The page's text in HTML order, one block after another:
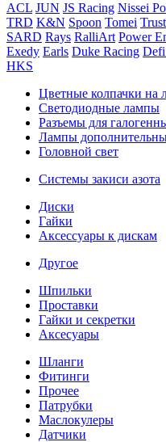
ACL JUN JS Racing Nissei
TRD K&N Spoon Tomei
SARD Rays RalliArt Power
Exedy Earls Duke Racing
HKS
Цветные колпачки на
Светодиодные лампы
Разъемы для
Лампы
Головной свет
Системы закиси азота
Диски
Гайки
Аксессуары к дискам
Другое
Шпильки
Проставки
Гайки и секретки
Аксесуары
Шланги
Фитинги
Прочее
Патрубки
Маслокулеры
Датчики